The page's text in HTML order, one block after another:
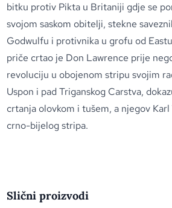
bitku protiv Pikta u Britaniji gdje se
svojom saskom obitelji, stekne
Godwulfu i protivnika u grofu od
priče crtao je Don Lawrence prije
revoluciju u obojenom stripu svojim
Uspon i pad Triganskog Carstva,
crtanja olovkom i tušem, a njegov
crno-bijelog stripa.
Slični proizvodi